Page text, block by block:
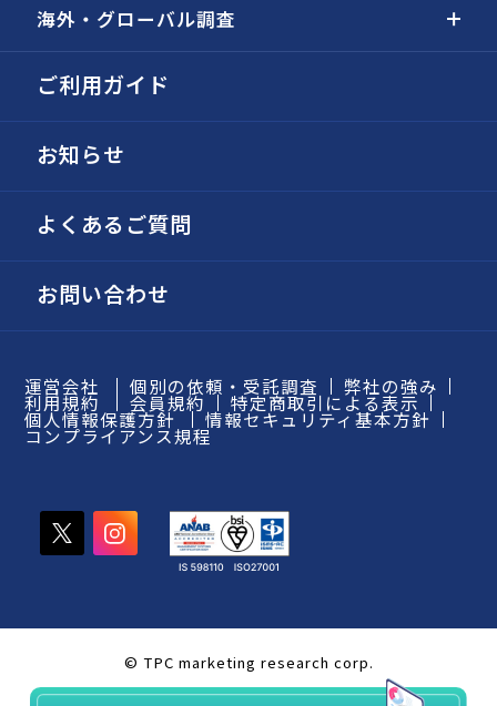
海外・グローバル調査
ご利用ガイド
お知らせ
よくあるご質問
お問い合わせ
運営会社 個別の依頼・受託調査 弊社の強み
利用規約 会員規約 特定商取引による表示
個人情報保護方針 情報セキュリティ基本方針
コンプライアンス規程
© TPC marketing research corp.